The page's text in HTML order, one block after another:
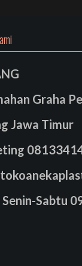
Graha
Jawa Timur
Senin-Sabtu